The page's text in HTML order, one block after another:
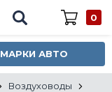
0
МАРКИ АВТО
Воздуховоды